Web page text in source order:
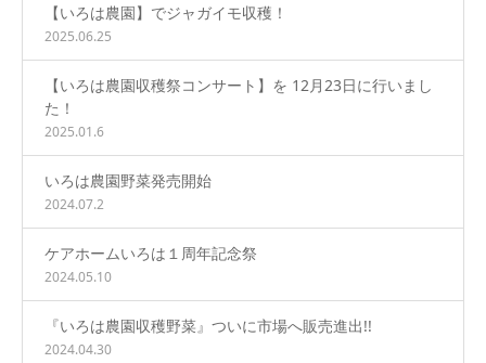
【いろは農園】でジャガイモ収穫！
2025.06.25
【いろは農園収穫祭コンサート】を 12月23日に行いまし
た！
2025.01.6
いろは農園野菜発売開始
2024.07.2
ケアホームいろは１周年記念祭
2024.05.10
『いろは農園収穫野菜』ついに市場へ販売進出!!
2024.04.30